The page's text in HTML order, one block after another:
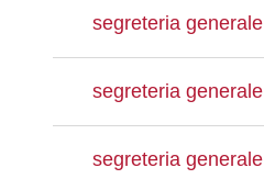
segreteria generale
segreteria generale
segreteria generale